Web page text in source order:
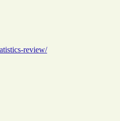
review/